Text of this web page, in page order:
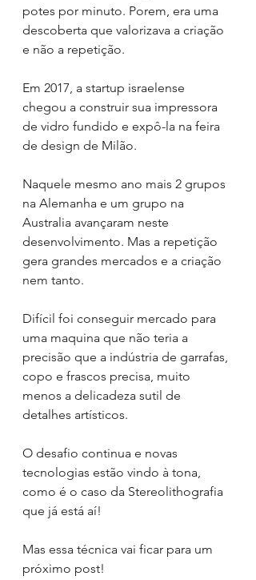
potes por minuto. Porem, era uma
descoberta que valorizava a criação
e não a repetição.
Em 2017, a startup israelense
chegou a construir sua impressora
de vidro fundido e expô-la na feira
de design de Milão.
Naquele mesmo ano mais 2 grupos
na Alemanha e um grupo na
Australia avançaram neste
desenvolvimento. Mas a repetição
gera grandes mercados e a criação
nem tanto.
Difícil foi conseguir mercado para
uma maquina que não teria a
precisão que a indústria de garrafas,
copo e frascos precisa, muito
menos a delicadeza sutil de
detalhes artísticos.
O desafio continua e novas
tecnologias estão vindo à tona,
como é o caso da Stereolithografia
que já está aí!
Mas essa técnica vai ficar para um
próximo post!